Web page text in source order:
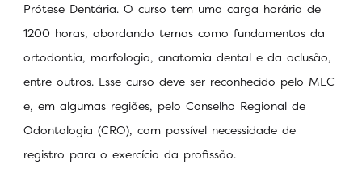
Prótese Dentária. O curso tem uma carga horária de
1200 horas, abordando temas como fundamentos da
ortodontia, morfologia, anatomia dental e da oclusão,
entre outros. Esse curso deve ser reconhecido pelo MEC
e, em algumas regiões, pelo Conselho Regional de
Odontologia (CRO), com possível necessidade de
registro para o exercício da profissão.